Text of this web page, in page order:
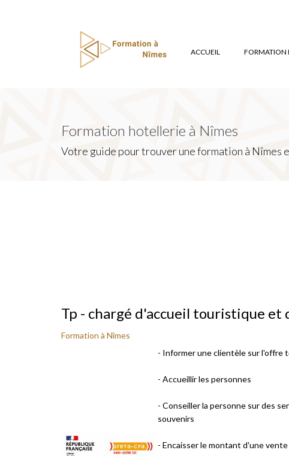
ACCUEIL FORMATION
Formation hotellerie à Nîmes
Votre guide pour trouver une formation à Nîmes
Tp - chargé d'accueil touristique et
Formation à Nîmes
- Informer une clientèle sur l'offre
- Accueillir les personnes
- Conseiller la personne sur des
souvenirs
- Encaisser le montant d'une vente